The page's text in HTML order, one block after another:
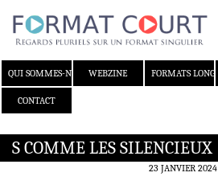
QUI SOMMES-NOUS ?WEBZINE FORMATS LONGS
CONTACT
S COMME LES SILENCIEUX
23 JANVIER 2024